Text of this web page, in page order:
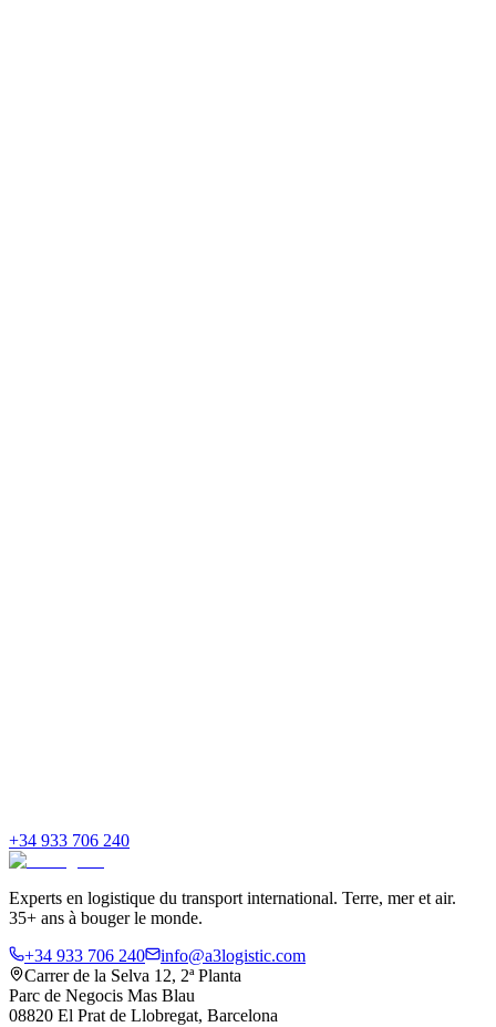
+34 933 706 240
Experts en logistique du transport international. Terre, mer et air.
35+ ans à bouger le monde.
+34 933 706 240
info@a3logistic.com
Carrer de la Selva 12, 2ª Planta
Parc de Negocis Mas Blau
08820 El Prat de Llobregat, Barcelona